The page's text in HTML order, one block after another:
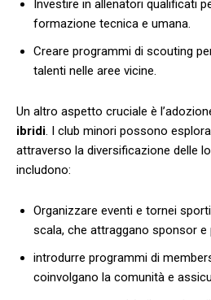
Investire in⁣ allenatori qualificati
formazione tecnica ⁤e umana.
Creare programmi di‌ scouting
talenti‍ nelle​ aree vicine.
Un altro aspetto cruciale ⁤è
ibridi . I club ⁢minori possono
attraverso ‌la diversificazione delle
includono:
Organizzare eventi e tornei
scala, che attraggano ⁣sponsor ⁤e
introdurre programmi‍ di
coinvolgano la comunità e